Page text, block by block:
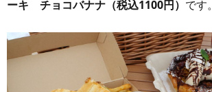
ーキ チョコバナナ（税込1100円） です。